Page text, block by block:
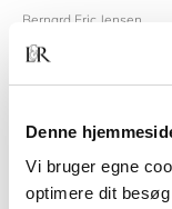
Denne
Vi bruger egne
optimere dit
Bernard Eric Jensen
249,00 KR.